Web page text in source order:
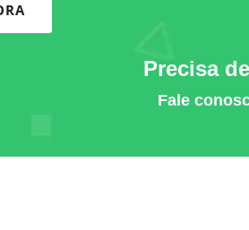
Precisa
Fale